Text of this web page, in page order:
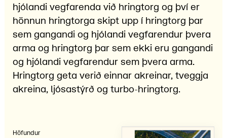
hjólandi vegfarenda við hringtorg og því er
hönnun hringtorga skipt upp í hringtorg þar
sem gangandi og hjólandi vegfarendur þvera
arma og hringtorg þar sem ekki eru gangandi
og hjólandi vegfarendur sem þvera arma.
Hringtorg geta verið einnar akreinar, tveggja
akreina, ljósastýrð og turbo-hringtorg.
Höfundur